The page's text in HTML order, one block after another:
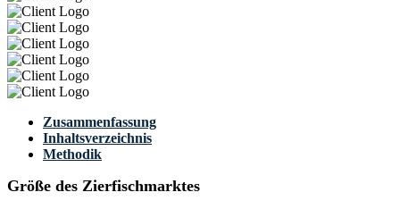
Zusammenfassung
Inhaltsverzeichnis
Methodik
Größe des Zierfischmarktes